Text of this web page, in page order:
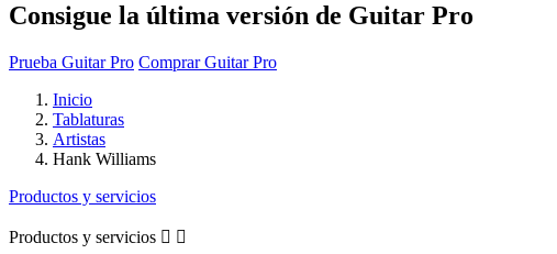
Consigue la última versión de Guitar Pro
Prueba Guitar Pro Comprar Guitar Pro
Inicio
Tablaturas
Artistas
Hank Williams
Productos y servicios
Productos y servicios  